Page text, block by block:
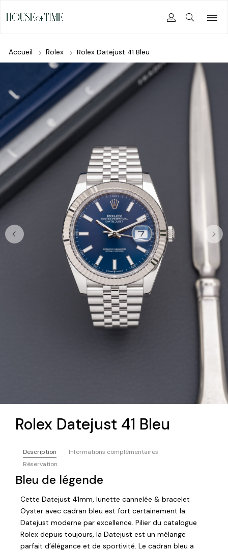
Accueil Rolex Rolex Datejust 41 Bleu
Rolex Datejust 41 Bleu
Description
Informations complémentaires
Réservation
Bleu de légende
Cette Datejust 41mm, lunette cannelée & bracelet
Oyster avec cadran bleu est fort certainement la
Datejust moderne par excellence. Pilier du catalogue
Rolex depuis toujours, la Datejust est un mélange
parfait d’élégance et de sportivité. Le cadran bleu a